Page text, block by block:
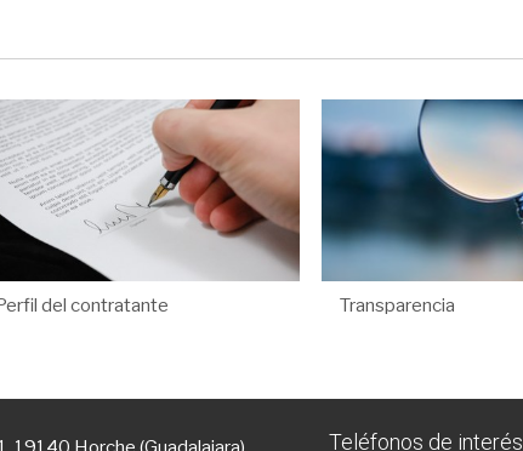
del contratante Transparencia
Teléfonos de interés